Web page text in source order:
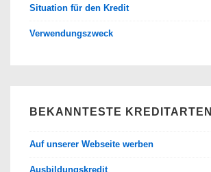
Situation für den Kredit
Verwendungszweck
BEKANNTESTE KREDITARTEN
Auf unserer Webseite werben
Ausbildungskredit